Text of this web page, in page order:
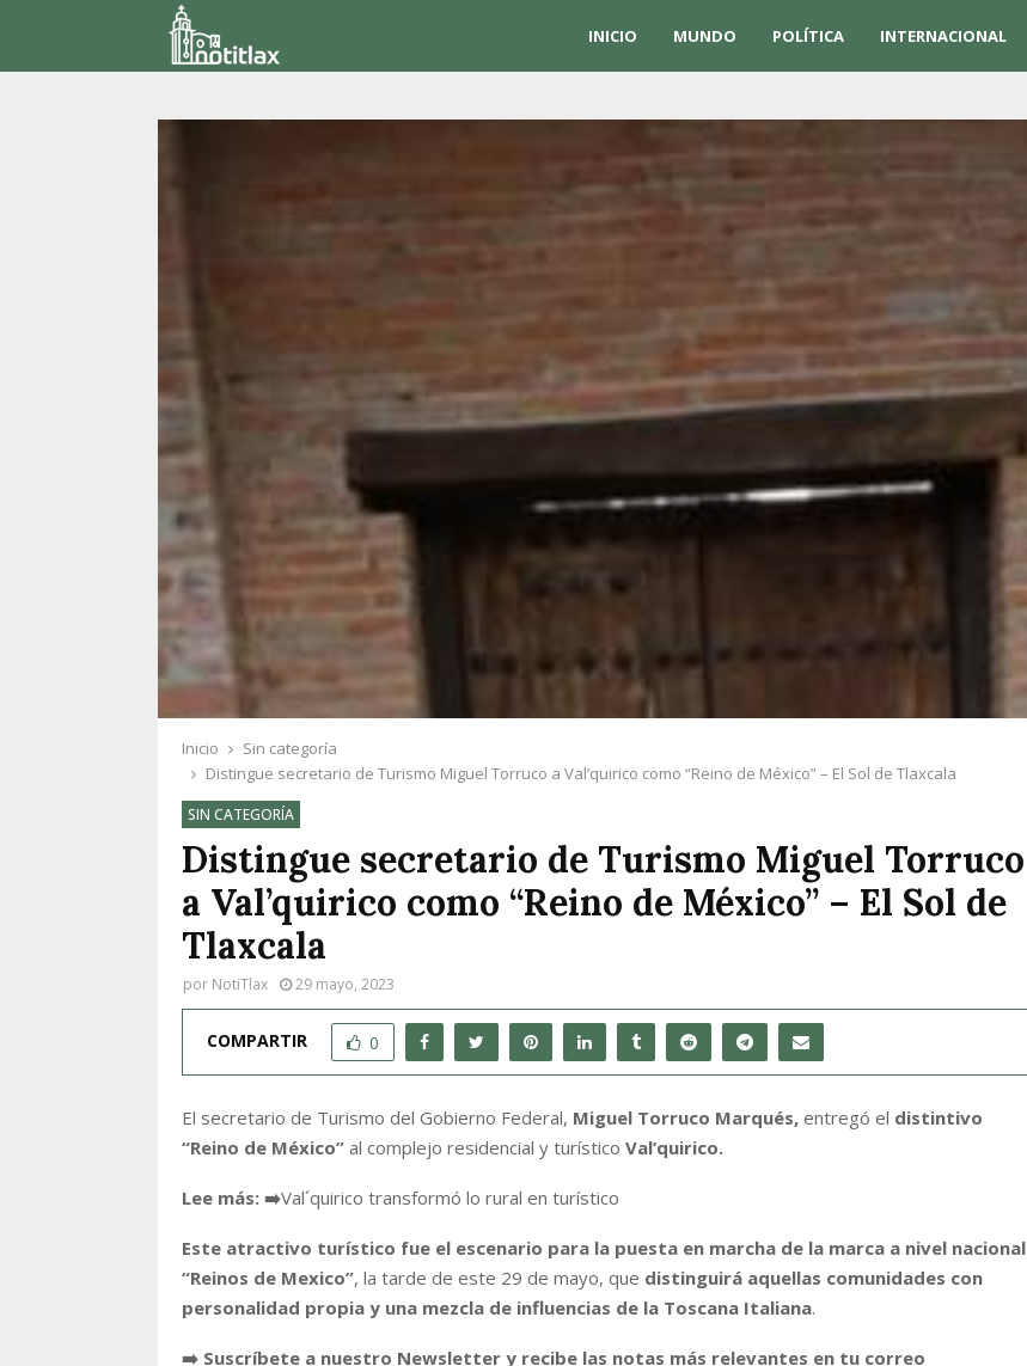
INICIO MUNDO POLÍTICA INTERNACIONAL
Inicio
Sin categoría
Distingue secretario de Turismo Miguel Torruco a Val’quirico como “Reino de México” – El Sol de Tlaxcala
SIN CATEGORÍA
Distingue secretario de Turismo Miguel Torruco
a Val’quirico como “Reino de México” – El Sol de
Tlaxcala
por NotiTlax 29 mayo, 2023
COMPARTIR 0
El secretario de Turismo del Gobierno Federal, Miguel Torruco Marqués, entregó el distintivo
“Reino de México” al complejo residencial y turístico Val’quirico.
Lee más: ➡️Val´quirico transformó lo rural en turístico
Este atractivo turístico fue el escenario para la puesta en marcha de la marca a nivel nacional
“Reinos de Mexico”, la tarde de este 29 de mayo, que distinguirá aquellas comunidades con
personalidad propia y una mezcla de influencias de la Toscana Italiana.
➡️ Suscríbete a nuestro Newsletter y recibe las notas más relevantes en tu correo